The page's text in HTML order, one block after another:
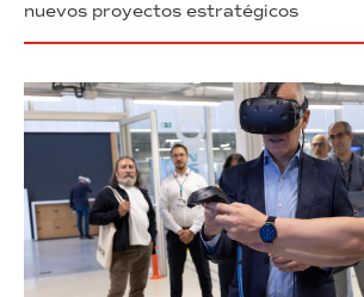
nuevos proyectos estratégicos